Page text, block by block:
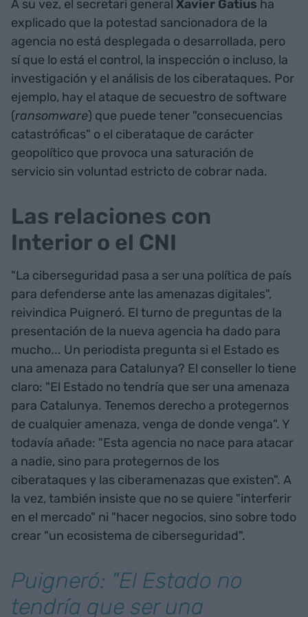
A su vez, el secretari general Xavier Gatius ha
explicado que la potestad sancionadora de la
agencia no está desplegada o desarrollada, pero
sí que lo está el control, la inspección o incluso, la
investigación y el análisis de los ciberataques. Por
ejemplo, hay el ataque de secuestro de software
(ransomware) que puede tener "consecuencias
catastróficas" o el ciberataque de carácter
geopolítico que provoca una saturación de
servicio sin voluntad estricto de cobrar nada.
Las relaciones con
Interior o el CNI
"La ciberseguridad pasa a ser una política de país
para defenderse ante las amenazas digitales",
reivindica Puigneró. El turno de preguntas de la
presentación de la nueva agencia ha dado para
mucho... Un periodista pregunta si el Estado es
una amenaza para Catalunya? El conseller lo tiene
claro: "El Estado no tendría que ser una amenaza
para Catalunya. Tenemos derecho a protegernos
de cualquier amenaza, venga de donde venga". Y
todavía añade: "Esta agencia no nace para atacar
a nadie, sino para protegernos de los
ciberataques y las ciberamenazas que existen". A
la vez, también insiste que no se quiere "interferir
en el mercado" ni "hacer negocios, sino sobre todo
crear "un ecosistema de ciberseguridad".
Puigneró: "El Estado no
tendría que ser una